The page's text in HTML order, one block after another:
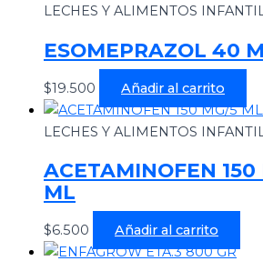
LECHES Y ALIMENTOS
ESOMEPRAZOL 40
$19.500 Añadir al carrito
LECHES Y ALIMENTOS
ACETAMINOFEN
ML
$6.500 Añadir al carrito